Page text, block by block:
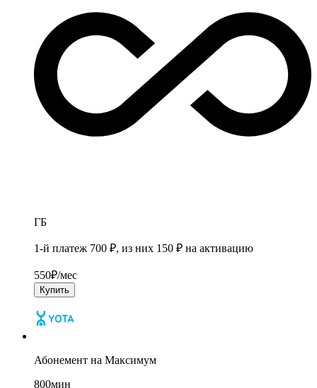
ГБ
1-й платеж 700 ₽, из них 150 ₽ на активацию
550₽/мес
Купить
Абонемент на Максимум
800мин